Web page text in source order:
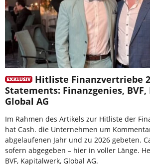
Hitliste Finanzvertriebe
Statements: Finanzgenies,
Global AG
Im Rahmen des Artikels zur Hitliste der
hat Cash. die Unternehmen um
abgelaufenen Jahr und zu 2026 gebeten.
sofern abgegeben – hier in voller Länge.
BVF, Kapitalwerk, Global AG.